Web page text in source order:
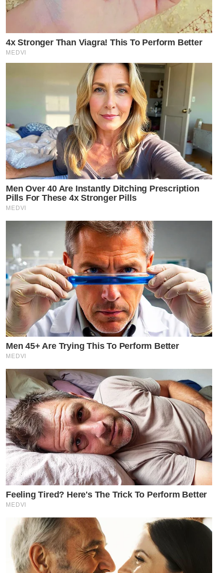
4x Stronger Than Viagra! This To Perform Better
MEDVI
Men Over 40 Are Instantly Ditching Prescription
Pills For These 4x Stronger Pills
MEDVI
Men 45+ Are Trying This To Perform Better
MEDVI
Feeling Tired? Here's The Trick To Perform Better
MEDVI